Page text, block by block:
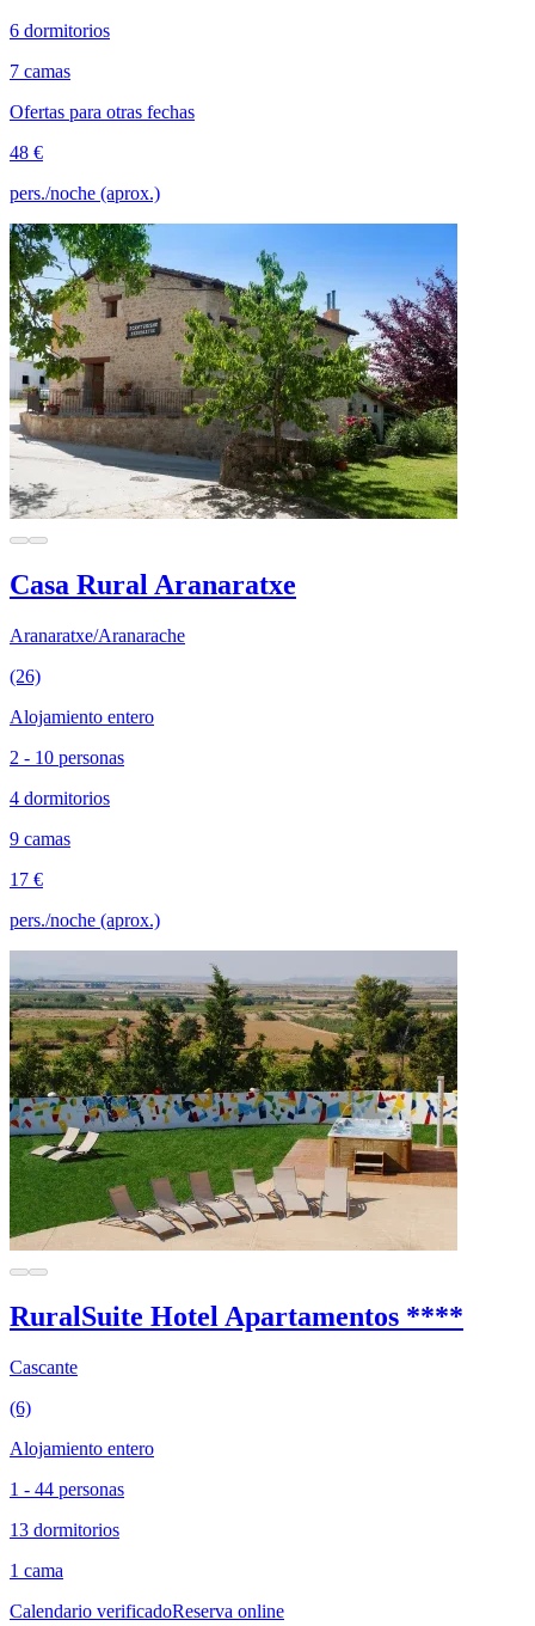
6 dormitorios
7 camas
Ofertas para otras fechas
48 €
pers./noche (aprox.)
Casa Rural Aranaratxe
Aranaratxe/Aranarache
(26)
Alojamiento entero
2 - 10 personas
4 dormitorios
9 camas
17 €
pers./noche (aprox.)
RuralSuite Hotel Apartamentos ****
Cascante
(6)
Alojamiento entero
1 - 44 personas
13 dormitorios
1 cama
Calendario verificadoReserva online